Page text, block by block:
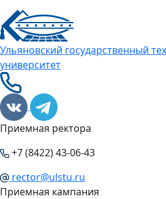
Ульяновский государственный
университет
Приемная ректора
+7 (8422) 43-06-43
rector@ulstu.ru
Приемная кампания